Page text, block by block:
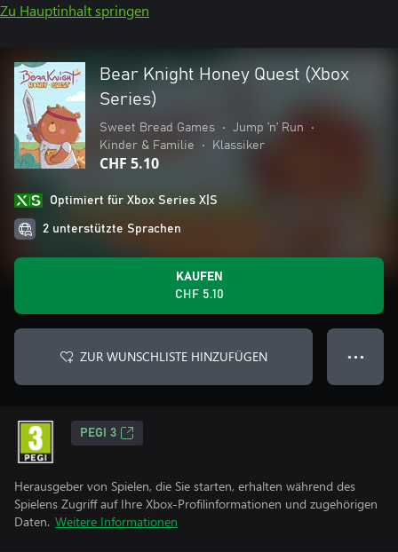
Zu Hauptinhalt springen
Bear Knight Honey Quest (Xbox
Series)
Sweet Bread Games • Jump ’n’ Run
•
Kinder & Familie
• Klassiker
CHF 5.10
Optimiert für Xbox Series X|S
2 unterstützte Sprachen
KAUFEN
CHF 5.10
ZUR WUNSCHLISTE HINZUFÜGEN ● ● ●
PEGI 3
Herausgeber von Spielen, die Sie starten, erhalten während des
Spielens Zugriff auf Ihre Xbox-Profilinformationen und zugehörigen
Daten. Weitere Informationen